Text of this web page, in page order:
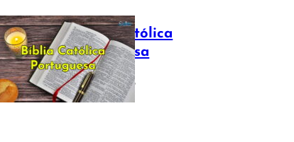
Bíblia Católica
Portuguesa
July 16, 2025